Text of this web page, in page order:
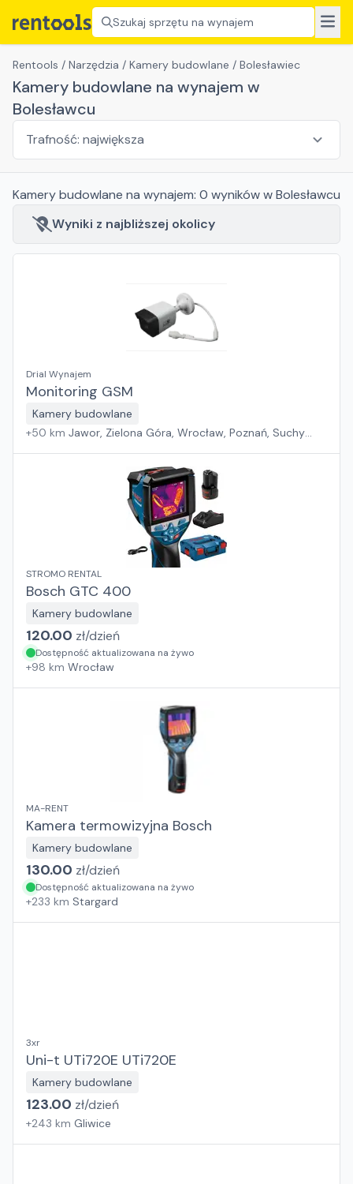
Szukaj sprzętu na wynajem
Rentools / Narzędzia / Kamery budowlane / Bolesławiec
Kamery budowlane na wynajem w
Bolesławcu
Kamery budowlane na wynajem: 0 wynikóww Bolesławcu
Wyniki z najbliższej okolicy
Drial Wynajem
Monitoring GSM
Kamery budowlane
+50 km Jawor, Zielona Góra, Wrocław, Poznań, Suchy
Mazowiecka, Kraków, Warszawa, Gdańsk, Rzeszów,
STROMO RENTAL
Bosch GTC 400
Kamery budowlane
120.00 zł/dzień
Dostępność aktualizowana na żywo
+98 km Wrocław
MA-RENT
Kamera termowizyjna Bosch
Kamery budowlane
130.00 zł/dzień
Dostępność aktualizowana na żywo
+233 km Stargard
3xr
Uni-t UTi720E UTi720E
Kamery budowlane
123.00 zł/dzień
+243 km Gliwice